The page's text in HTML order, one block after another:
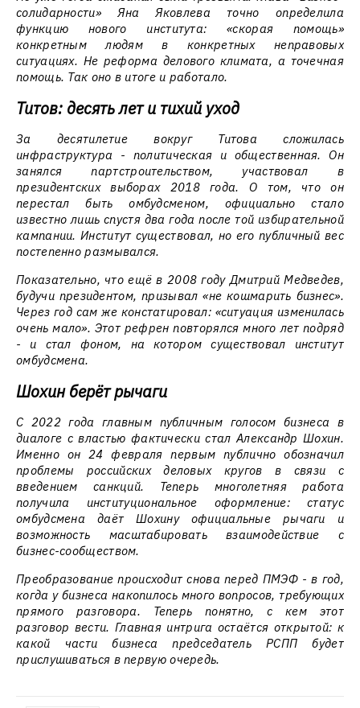
солидарности» Яна Яковлева точно определила
функцию нового института: «скорая помощь»
конкретным людям в конкретных неправовых
ситуациях. Не реформа делового климата, а точечная
помощь. Так оно в итоге и работало.
Титов: десять лет и тихий уход
За десятилетие вокруг Титова сложилась
инфраструктура - политическая и общественная. Он
занялся партстроительством, участвовал в
президентских выборах 2018 года. О том, что он
перестал быть омбудсменом, официально стало
известно лишь спустя два года после той избирательной
кампании. Институт существовал, но его публичный вес
постепенно размывался.
Показательно, что ещё в 2008 году Дмитрий Медведев,
будучи президентом, призывал «не кошмарить бизнес».
Через год сам же констатировал: «ситуация изменилась
очень мало». Этот рефрен повторялся много лет подряд
- и стал фоном, на котором существовал институт
омбудсмена.
Шохин берёт рычаги
С 2022 года главным публичным голосом бизнеса в
диалоге с властью фактически стал Александр Шохин.
Именно он 24 февраля первым публично обозначил
проблемы российских деловых кругов в связи с
введением санкций. Теперь многолетняя работа
получила институциональное оформление: статус
омбудсмена даёт Шохину официальные рычаги и
возможность масштабировать взаимодействие с
бизнес-сообществом.
Преобразование происходит снова перед ПМЭФ - в год,
когда у бизнеса накопилось много вопросов, требующих
прямого разговора. Теперь понятно, с кем этот
разговор вести. Главная интрига остаётся открытой: к
какой части бизнеса председатель РСПП будет
прислушиваться в первую очередь.